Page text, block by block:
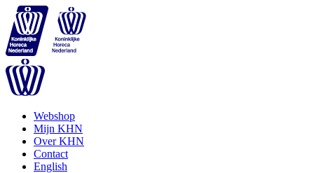
Webshop
Mijn KHN
Over KHN
Contact
English